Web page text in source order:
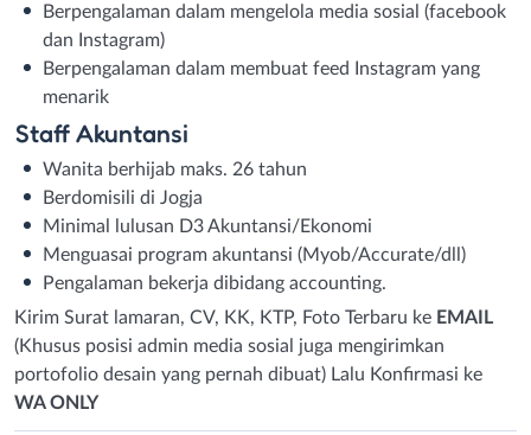
Berpengalaman dalam mengelola media sosial (facebook
dan Instagram)
Berpengalaman dalam membuat feed Instagram yang
menarik
Staff Akuntansi
Wanita berhijab maks. 26 tahun
Berdomisili di Jogja
Minimal lulusan D3 Akuntansi/Ekonomi
Menguasai program akuntansi (Myob/Accurate/dll)
Pengalaman bekerja dibidang accounting.
Kirim Surat lamaran, CV, KK, KTP, Foto Terbaru ke EMAIL
(Khusus posisi admin media sosial juga mengirimkan
portofolio desain yang pernah dibuat) Lalu Konfirmasi ke
WA ONLY